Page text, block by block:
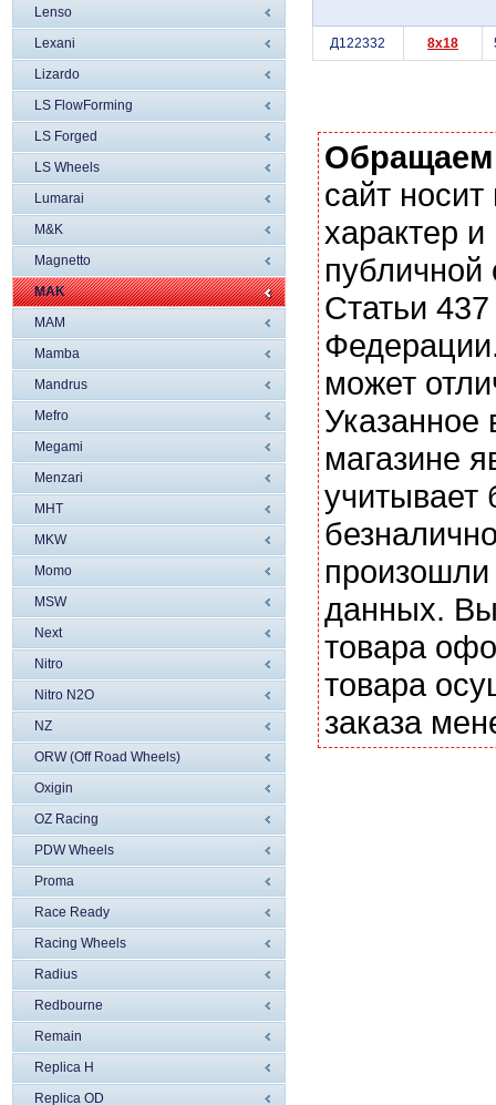
Lenso
Lexani
Lizardo
LS FlowForming
LS Forged
LS Wheels
Lumarai
M&K
Magnetto
MAK
MAM
Mamba
Mandrus
Mefro
Megami
Menzari
MHT
MKW
Momo
MSW
Next
Nitro
Nitro N2O
NZ
ORW (Off Road Wheels)
Oxigin
OZ Racing
PDW Wheels
Proma
Race Ready
Racing Wheels
Radius
Redbourne
Remain
Replica H
Replica OD
Д122332 8x18
сайт
характер
Статьи
может
магазине
учитывает
данных. Вы
товара
товара
заказа